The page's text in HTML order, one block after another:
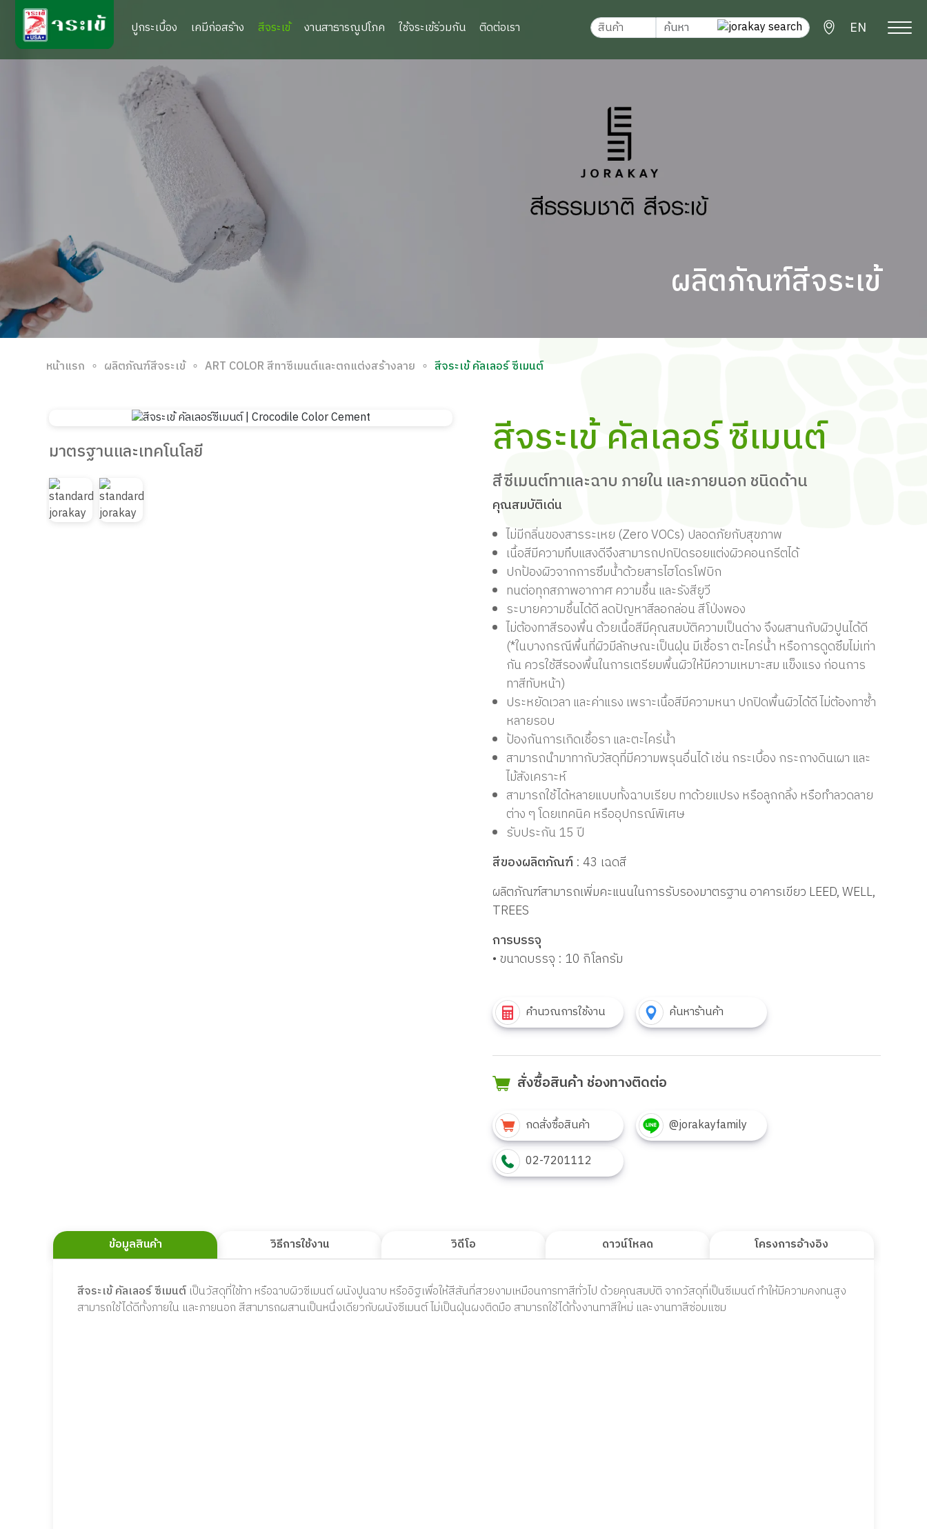
ปูกระเบื้อง เคมีก่อสร้าง สีจระเข้ งานสาธารณูปโภค ใช้จระเข้ร่วมกัน ติดต่อเรา EN
ผลิตภัณฑ์สีจระเข้
หน้าแรก ∘ ผลิตภัณฑ์สีจระเข้ ∘ ART COLOR สีทาซีเมนต์และตกแต่งสร้างลาย ∘ สีจระเข้ คัลเลอร์ ซีเมนต์
มาตรฐานและเทคโนโลยี สีจระเข้ คัลเลอร์ ซีเมนต์
สีซีเมนต์ทาและฉาบ ภายใน และภายนอก ชนิดด้าน
คุณสมบัติเด่น
ไม่มีกลิ่นของสารระเหย (Zero VOCs) ปลอดภัยกับสุขภาพ
เนื้อสีมีความทึบแสงดีจึงสามารถปกปิดรอยแต่งผิวคอนกรีตได้
ปกป้องผิวจากการซึมน้ำด้วยสารไฮโดรโฟบิก
ทนต่อทุกสภาพอากาศ ความชื้น และรังสียูวี
ระบายความชื้นได้ดี ลดปัญหาสีลอกล่อน สีโป่งพอง
ไม่ต้องทาสีรองพื้น ด้วยเนื้อสีมีคุณสมบัติความเป็นด่าง จึงผสานกับผิวปูนได้ดี
(*ในบางกรณีพื้นที่ผิวมีลักษณะเป็นฝุ่น มีเชื้อรา ตะไคร่น้ำ หรือการดูดซึมไม่เท่า
กัน ควรใช้สีรองพื้นในการเตรียมพื้นผิวให้มีความเหมาะสม แข็งแรง ก่อนการ
ทาสีทับหน้า)
ประหยัดเวลา และค่าแรง เพราะเนื้อสีมีความหนา ปกปิดพื้นผิวได้ดี ไม่ต้องทาซ้ำ
หลายรอบ
ป้องกันการเกิดเชื้อรา และตะไคร่น้ำ
สามารถนำมาทากับวัสดุที่มีความพรุนอื่นได้ เช่น กระเบื้อง กระถางดินเผา และ
ไม้สังเคราะห์
สามารถใช้ได้หลายแบบทั้งฉาบเรียบ ทาด้วยแปรง หรือลูกกลิ้ง หรือทำลวดลาย
ต่าง ๆ โดยเทคนิค หรืออุปกรณ์พิเศษ
รับประกัน15 ปี
สีของผลิตภัณฑ์ : 43 เฉดสี
ผลิตภัณฑ์สามารถเพิ่มคะแนนในการรับรองมาตรฐาน อาคารเขียว LEED, WELL,
TREES
การบรรจุ
• ขนาดบรรจุ : 10 กิโลกรัม
คำนวณการใช้งาน ค้นหาร้านค้า
สั่งซื้อสินค้า ช่องทางติดต่อ
กดสั่งซื้อสินค้า
@jorakayfamily
02-7201112
ข้อมูลสินค้า วิธีการใช้งาน วิดีโอ ดาวน์โหลด โครงการอ้างอิง
สีจระเข้ คัลเลอร์ ซีเมนต์ เป็นวัสดุที่ใช้ทา หรือฉาบผิวซีเมนต์ ผนังปูนฉาบ หรืออิฐเพื่อให้สีสันที่สวยงามเหมือนการทาสีทั่วไป ด้วยคุณสมบัติ จากวัสดุที่เป็นซีเมนต์ ทำให้มีความคงทนสูง
สามารถใช้ได้ดีทั้งภายใน และภายนอก สีสามารถผสานเป็นหนึ่งเดียวกับผนังซีเมนต์ ไม่เป็นฝุ่นผงติดมือ สามารถใช้ได้ทั้งงานทาสีใหม่ และงานทาสีซ่อมแซม